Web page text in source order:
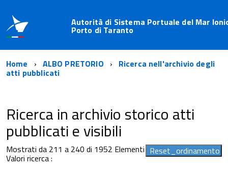
Autorità di Sistema Portuale del Mar
Porto di Taranto
Home ALBO PRETORIO Ricerca nell'archivio degli
atti pubblicati
Ricerca in archivio storico atti
pubblicati e visibili
Mostrati da 211 a 240 di 1952 Elementi
Valori ricerca :